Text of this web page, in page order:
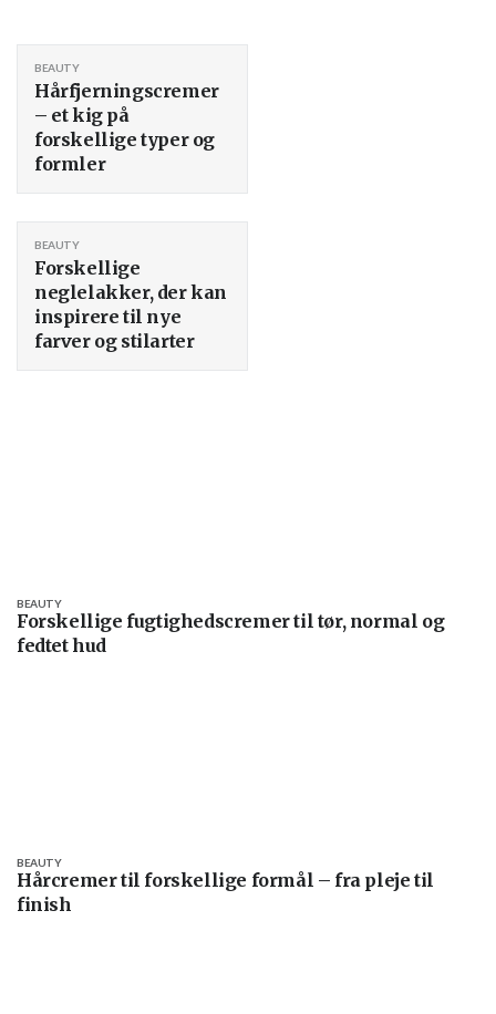
Hårfjerningscremer
– et kig på
forskellige typer og
formler
BEAUTY
Forskellige
neglelakker, der kan
inspirere til nye
farver og stilarter
BEAUTY
Forskellige fugtighedscremer til tør, normal og
fedtet hud
BEAUTY
Hårcremer til forskellige formål – fra pleje til
finish
BEAUTY